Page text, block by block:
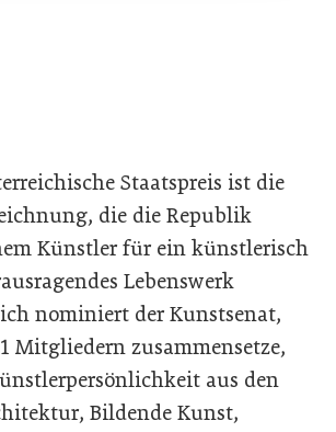
Staatspreis ist die
die die Republik
Künstler für ein künstlerisch
Lebenswerk
nominiert der Kunstsenat,
Mitgliedern zusammensetze,
aus den
Bildende Kunst,